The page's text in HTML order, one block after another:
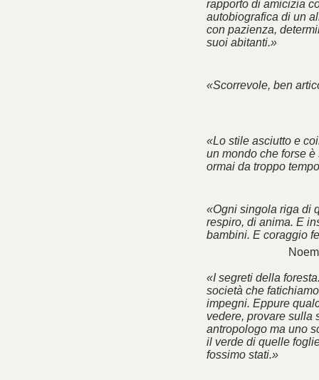
rapporto di amicizia
autobiografica di un
con pazienza,
suoi abitanti.»
«Scorrevole, ben
«Lo stile asciutto e
un mondo che forse
ormai da troppo
«Ogni singola riga di
respiro, di anima. E
bambini. E coraggio
«I segreti della
società che
impegni. Eppure
vedere, provare sulla
antropologo ma uno
il verde di quelle
fossimo stati.»